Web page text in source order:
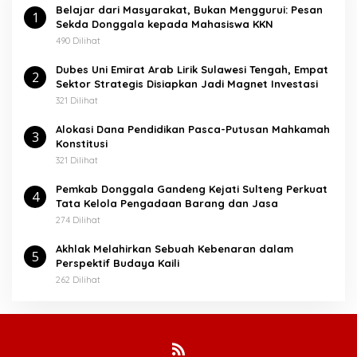
u
k
1
Belajar dari Masyarakat, Bukan Menggurui: Pesan
Sekda Donggala kepada Mahasiswa KKN
490 Dilihat
2
Dubes Uni Emirat Arab Lirik Sulawesi Tengah, Empat
Sektor Strategis Disiapkan Jadi Magnet Investasi
321 Dilihat
3
Alokasi Dana Pendidikan Pasca-Putusan Mahkamah
Konstitusi
321 Dilihat
4
Pemkab Donggala Gandeng Kejati Sulteng Perkuat
Tata Kelola Pengadaan Barang dan Jasa
274 Dilihat
5
Akhlak Melahirkan Sebuah Kebenaran dalam
Perspektif Budaya Kaili
262 Dilihat